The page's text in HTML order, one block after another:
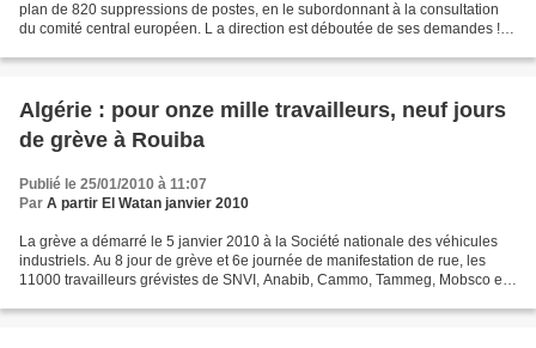
plan de 820 suppressions de postes, en le subordonnant à la consultation
du comité central européen. L a direction est déboutée de ses demandes !
Algérie : pour onze mille travailleurs, neuf jours
de grève à Rouiba
Publié le 25/01/2010 à 11:07
Par A partir El Watan janvier 2010
La grève a démarré le 5 janvier 2010 à la Société nationale des véhicules
industriels. Au 8 jour de grève et 6e journée de manifestation de rue, les
11000 travailleurs grévistes de SNVI, Anabib, Cammo, Tammeg, Mobsco et